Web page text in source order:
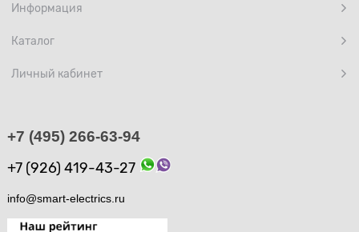
Информация
Каталог
Личный кабинет
+7 (495) 266-63-94
+7 (926) 419-43-27
info@smart-electrics.ru